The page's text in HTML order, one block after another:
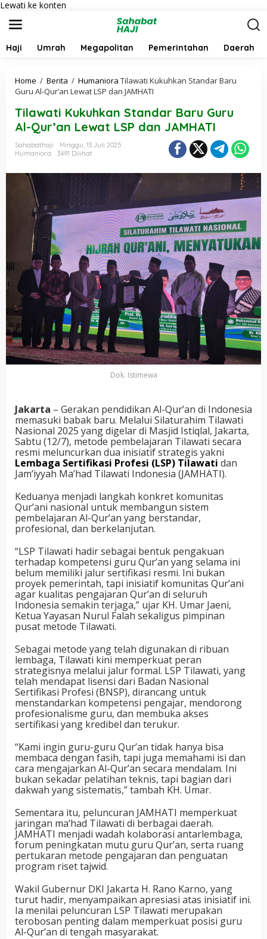
Lewati ke konten
Haji Umrah Megapolitan Pemerintahan Daerah
Home / Berita / Humaniora Tilawati Kukuhkan Standar Baru
Guru Al-Qur’an Lewat LSP dan JAMHATI
Tilawati Kukuhkan Standar Baru Guru
Al-Qur’an Lewat LSP dan JAMHATI
Sahabathaji
Minggu, 13 Juli 2025
Humaniora
3491 Dilihat
Dok. Istimewa
Jakarta – Gerakan pendidikan Al-Qur’an di Indonesia
memasuki babak baru. Melalui Silaturahim Tilawati
Nasional 2025 yang digelar di Masjid Istiqlal, Jakarta,
Sabtu (12/7), metode pembelajaran Tilawati secara
resmi meluncurkan dua inisiatif strategis yakni
Lembaga Sertifikasi Profesi (LSP) Tilawati dan
Jam’iyyah Ma’had Tilawati Indonesia (JAMHATI).
Keduanya menjadi langkah konkret komunitas
Qur’ani nasional untuk membangun sistem
pembelajaran Al-Qur’an yang berstandar,
profesional, dan berkelanjutan.
“LSP Tilawati hadir sebagai bentuk pengakuan
terhadap kompetensi guru Qur’an yang selama ini
belum memiliki jalur sertifikasi resmi. Ini bukan
proyek pemerintah, tapi inisiatif komunitas Qur’ani
agar kualitas pengajaran Qur’an di seluruh
Indonesia semakin terjaga,” ujar KH. Umar Jaeni,
Ketua Yayasan Nurul Falah sekaligus pimpinan
pusat metode Tilawati.
Sebagai metode yang telah digunakan di ribuan
lembaga, Tilawati kini memperkuat peran
strategisnya melalui jalur formal. LSP Tilawati, yang
telah mendapat lisensi dari Badan Nasional
Sertifikasi Profesi (BNSP), dirancang untuk
menstandarkan kompetensi pengajar, mendorong
profesionalisme guru, dan membuka akses
sertifikasi yang kredibel dan terukur.
“Kami ingin guru-guru Qur’an tidak hanya bisa
membaca dengan fasih, tapi juga memahami isi dan
cara mengajarkan Al-Qur’an secara mendalam. Ini
bukan sekadar pelatihan teknis, tapi bagian dari
dakwah yang sistematis,” tambah KH. Umar.
Sementara itu, peluncuran JAMHATI memperkuat
jaringan ma’had Tilawati di berbagai daerah.
JAMHATI menjadi wadah kolaborasi antarlembaga,
forum peningkatan mutu guru Qur’an, serta ruang
pertukaran metode pengajaran dan penguatan
program riset tajwid.
Wakil Gubernur DKI Jakarta H. Rano Karno, yang
turut hadir, menyampaikan apresiasi atas inisiatif ini.
Ia menilai peluncuran LSP Tilawati merupakan
terobosan penting dalam memperkuat posisi guru
Al-Qur’an di tengah masyarakat.